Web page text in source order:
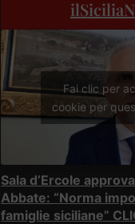
Fai clic per
cookie per
Sala d’Ercole
Abbate: “Norma
famiglie siciliane”